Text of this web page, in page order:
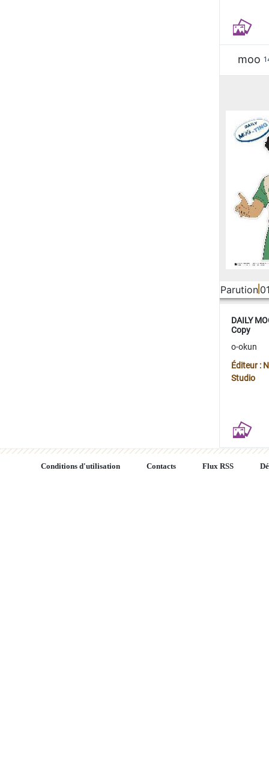
moo
Parution
DAILY
Copy
o-okun
Éditeur :
Studio
Conditions d'utilisation Contacts Flux RSS